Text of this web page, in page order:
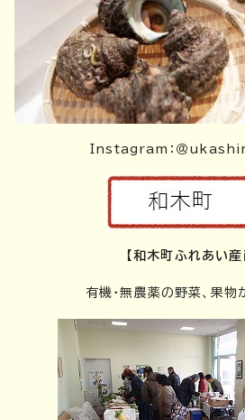
Instagram：＠
【和木町ふれあい産
有機・無農薬の野菜、果物